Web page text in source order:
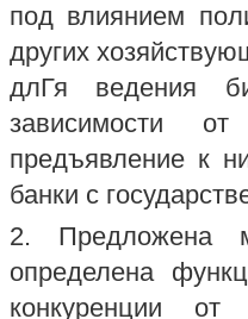
под влиянием
других
длГя ведения
зависимости
предъявление к
банки с
2. Предложена
определена
конкуренции от